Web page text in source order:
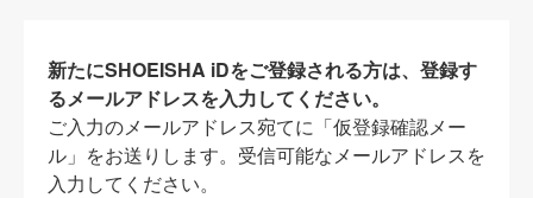
新たにSHOEISHA iDをご登録される方は、登録す
るメールアドレスを入力してください。
ご入力のメールアドレス宛てに「仮登録確認メー
ル」をお送りします。受信可能なメールアドレスを
入力してください。